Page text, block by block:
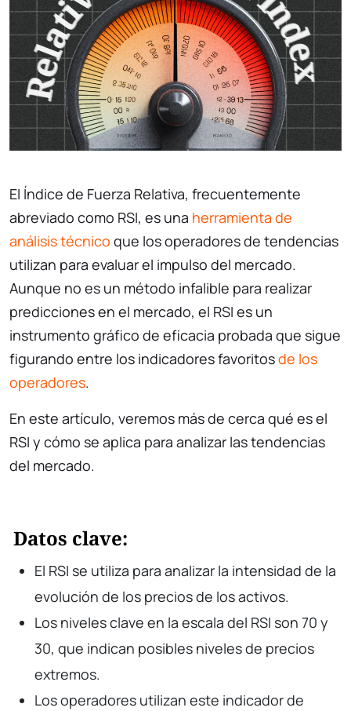
El Índice de Fuerza Relativa, frecuentemente
abreviado como RSI, es una herramienta de
análisis técnico que los operadores de tendencias
utilizan para evaluar el impulso del mercado.
Aunque no es un método infalible para realizar
predicciones en el mercado, el RSI es un
instrumento gráfico de eficacia probada que sigue
figurando entre los indicadores favoritosde los
operadores.
En este artículo, veremos más de cerca qué es el
RSI y cómo se aplica para analizar las tendencias
del mercado.
Datos clave:
El RSI se utiliza para analizar la intensidad de la
evolución de los precios de los activos.
Los niveles clave en la escala del RSI son 70 y
30, que indican posibles niveles de precios
extremos.
Los operadores utilizan este indicador de